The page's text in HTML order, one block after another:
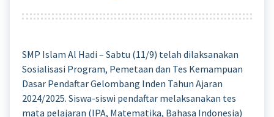
SMP Islam Al Hadi – Sabtu (11/9) telah dilaksanakan
Sosialisasi Program, Pemetaan dan Tes Kemampuan
Dasar Pendaftar Gelombang Inden Tahun Ajaran
2024/2025. Siswa-siswi pendaftar melaksanakan tes
mata pelajaran (IPA, Matematika, Bahasa Indonesia)